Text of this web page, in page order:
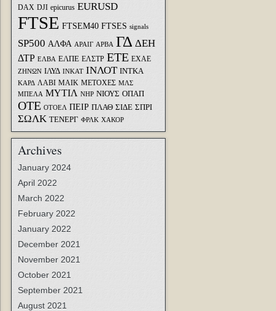
DAX DJI epicurus EURUSD
FTSE FTSEM40 FTSES signals
SP500 ΑΛΦΑ ΑΡΑΙΓ ΑΡΒΑ ΓΔ ΔΕΗ
ΔΤΡ ΕΛΒΑ ΕΛΠΕ ΕΛΣΤΡ ΕΤΕ ΕΧΑΕ
ΖΗΝΩΝ ΙΛΥΔ ΙΝΚΑΤ ΙΝΛΟΤ ΙΝΤΚΑ
ΚΑΡΔ ΛΑΒΙ ΜΑΙΚ ΜΕΤΟΧΕΣ ΜΛΣ
ΜΠΕΛΑ ΜΥΤΙΛ ΝΗΡ ΝΙΟΥΣ ΟΠΑΠ
ΟΤΕ ΟΤΟΕΛ ΠΕΙΡ ΠΛΑΘ ΣΙΔΕ ΣΠΡΙ
ΣΩΛΚ ΤΕΝΕΡΓ ΦΡΛΚ ΧΑΚΟΡ
Archives
January 2024
April 2022
March 2022
February 2022
January 2022
December 2021
November 2021
October 2021
September 2021
August 2021